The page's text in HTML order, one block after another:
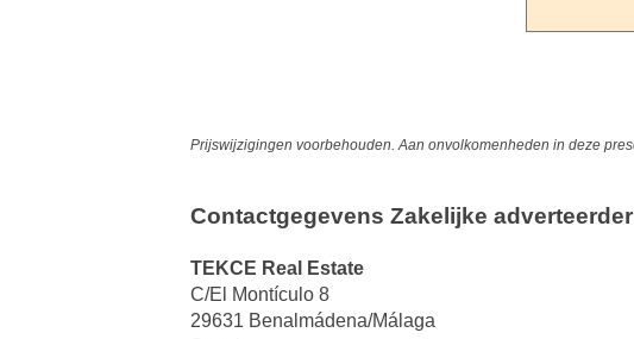
Prijswijzigingen voorbehouden. Aan onvolkomenheden in deze
Contactgegevens Zakelijke
TEKCE Real Estate
C/El Montículo 8
29631 Benalmádena/Málaga